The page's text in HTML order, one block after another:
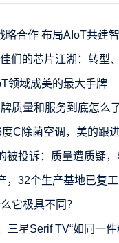
略合作 布局AIoT共建
们的芯片江湖：转型
领域成美的最大手牌
质量和服务到底怎么了
C除菌空调，美的跟
被投诉：质量遭质疑，
，32个生产基地已复工
它极具不同？
三星Serif TV“如同一